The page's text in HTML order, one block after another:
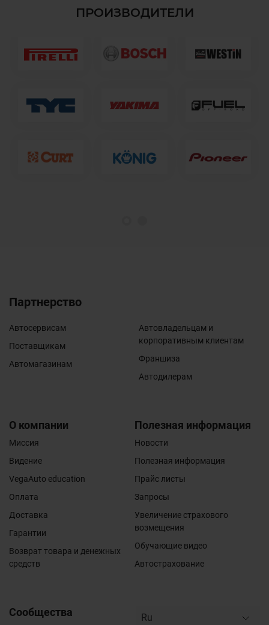
ПРОИЗВОДИТЕЛИ
Партнерство
Автосервисам
Поставщикам
Автомагазинам
Автовладельцам и
корпоративным клиентам
Франшиза
Автодилерам
О компании
Миссия
Видение
VegaAuto education
Оплата
Доставка
Гарантии
Возврат товара и денежных
средств
Полезная информация
Новости
Полезная информация
Прайс листы
Запросы
Увеличение страхового
возмещения
Обучающие видео
Автострахование
Сообщества